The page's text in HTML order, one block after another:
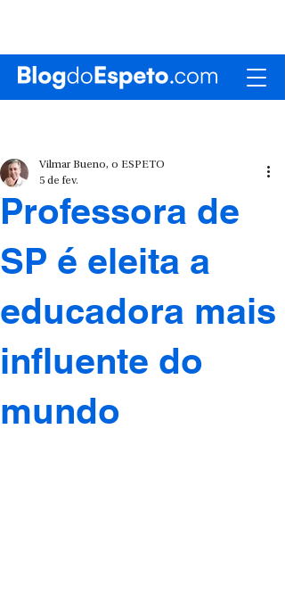
Professora de
SP é eleita a
educadora mais
influente do
mundo
Vilmar Bueno, o ESPETO
5 de fev.